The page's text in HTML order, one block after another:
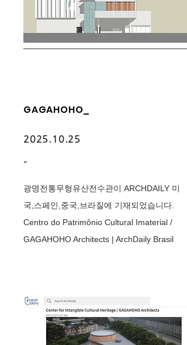
GAGAHOHO_
2025.10.25
-
광명전통무형유산전수관이 ARCHDAILY 미
국,스페인,중국,브라질에 기재되었습니다.
Centro do Patrimônio Cultural Imaterial /
GAGAHOHO Architects | ArchDaily Brasil